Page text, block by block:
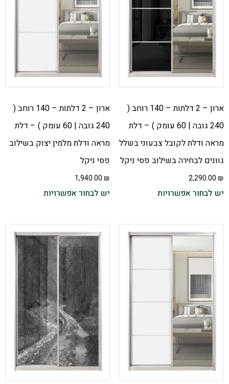
ארון – 2 דלתות – 140 רוחב (
240 גובה | 60 עומק ) – דלת
מראה ודלת לקובל צבעוני בשלל
גוונים לבחירה בשילוב פסי ניקל
2,290.00 ₪
יש לבחור אפשרויות
ארון – 2 דלתות – 140 רוחב (
240 גובה | 60 עומק ) – דלת
מראה ודלת מלמין יצוק בשילוב
פסי ניקל
1,940.00 ₪
יש לבחור אפשרויות